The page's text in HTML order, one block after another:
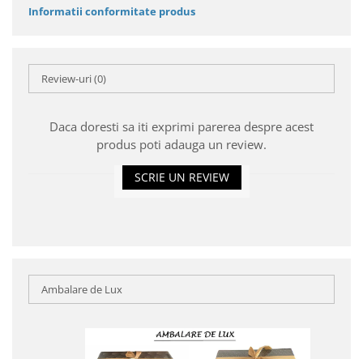
Informatii conformitate produs
Review-uri(0)
Daca doresti sa iti exprimi parerea despre acest
produs poti adauga un review.
SCRIE UN REVIEW
Ambalare de Lux